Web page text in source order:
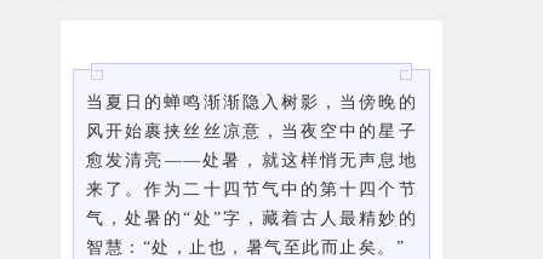
当夏日的蝉鸣渐渐隐入树影，当傍晚的
风开始裹挟丝丝凉意，当夜空中的星子
愈发清亮——处暑，就这样悄无声息地
来了。作为二十四节气中的第十四个节
气，处暑的“处”字，藏着古人最精妙的
智慧：“处，止也，暑气至此而止矣。”